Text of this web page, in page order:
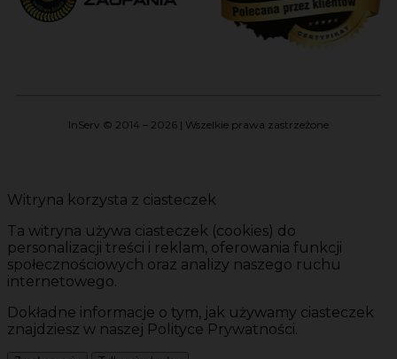
InServ © 2014 – 2026 | Wszelkie prawa zastrzeżone
Witryna korzysta z ciasteczek
Ta witryna używa ciasteczek (cookies) do
personalizacji treści i reklam, oferowania funkcji
społecznościowych oraz analizy naszego ruchu
internetowego.
Dokładne informacje o tym, jak używamy ciasteczek
znajdziesz w naszej Polityce Prywatności.